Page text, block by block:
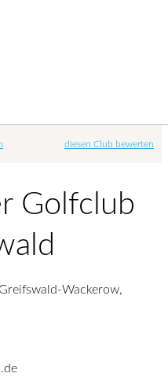
diesen Club bewerten
Golfclub
Wackerow,